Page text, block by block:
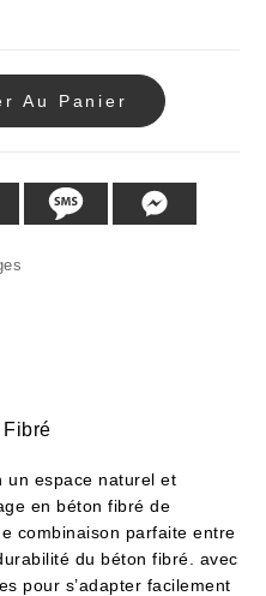
Au Panier
un espace naturel et
en béton fibré de
combinaison parfaite entre
du béton fibré. avec
pour s’adapter facilement